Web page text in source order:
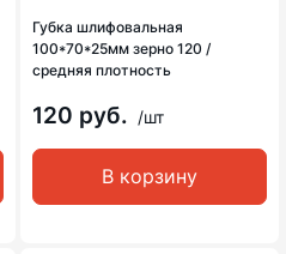
Губка шлифовальная
100*70*25мм зерно 120 /
средняя плотность
120 руб. /шт
В корзину